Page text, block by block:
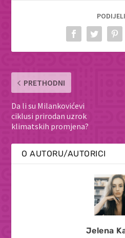
PRETHODNI
Da li su Milankovićevi
ciklusi prirodan uzrok
klimatskih promjena?
O AUTORU/AUTORICI
Jelena